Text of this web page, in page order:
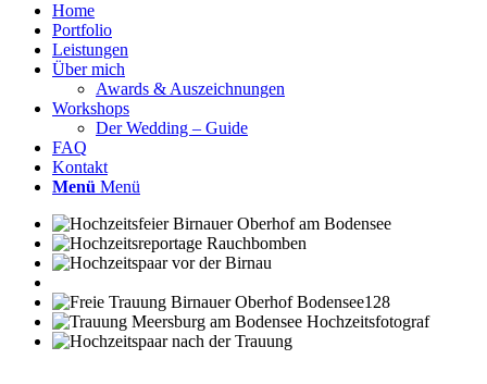
Home
Portfolio
Leistungen
Über mich
Awards & Auszeichnungen
Workshops
Der Wedding – Guide
FAQ
Kontakt
Menü Menü